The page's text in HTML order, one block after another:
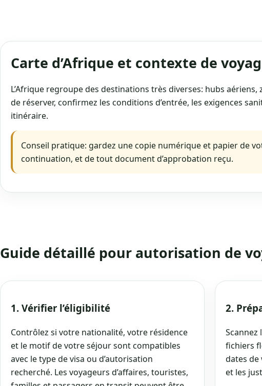
Carte d’Afrique et contexte de
L’Afrique regroupe des destinations très diverses: hubs
de réserver, confirmez les conditions d’entrée, les exigences
itinéraire.
Conseil pratique: gardez une copie numérique et papier de
continuation, et de tout document d’approbation reçu.
Guide détaillé pour autorisation de
1. Vérifier l’éligibilité
Contrôlez si votre nationalité, votre résidence
et le motif de votre séjour sont compatibles
avec le type de visa ou d’autorisation
recherché. Les voyageurs d’affaires, touristes,
2.
Scannez
fichiers
dates de
et les